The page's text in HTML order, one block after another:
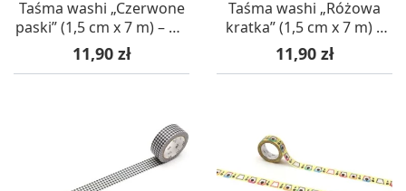
Taśma washi „Czerwone
paski” (1,5 cm x 7 m) – mt
masking tape
Cena
11,90 zł
Taśma washi „Różowa
kratka” (1,5 cm x 7 m) –
mt masking tape
Cena
11,90 zł